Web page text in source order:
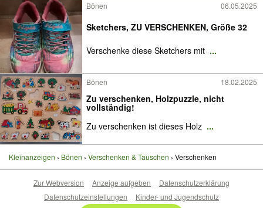
Bönen 06.05.2025
Sketchers, ZU VERSCHENKEN, Größe 32
Verschenke diese Sketchers mit ...
Bönen 18.02.2025
Zu verschenken, Holzpuzzle, nicht
vollständig!
Zu verschenken ist dieses Holz ...
Kleinanzeigen Bönen Verschenken & Tauschen Verschenken
Zur Webversion Anzeige aufgeben
Datenschutzerklärung
Datenschutzeinstellungen
Kinder- und Jugendschutz